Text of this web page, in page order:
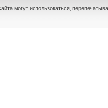
могут использоваться,